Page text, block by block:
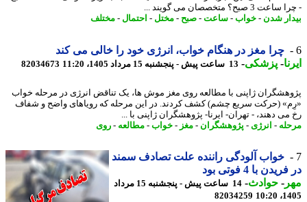
3 صبح؟ متخصصان می گویند ...
شدن-خواب- ساعت-صبح -مختل-احتمال-مختلف
چرا مغز در هنگام خواب، انرژی خود را خالی می کند
-پزشکی-13 ساعت پیش - پنجشنبه 15 مرداد 1405، 11:20 82034673
ژاپنی با مطالعه روی مغز موش ها، یک تناقض انرژی در مرحله خواب
(حرکت سریع چشم) کشف کردند. در این مرحله که رویاهای واضح و شفاف
دهند، - تهران- ایرنا- پژوهشگران ژاپنی با ...
-انرژی-پژوهشگران- مغز-خواب- مطالعه-روی
خواب آلودگی راننده علت تصادف سمند
با 4 فوتی بود
-حوادث -
14 ساعت پیش - پنجشنبه 15 مرداد
82034259